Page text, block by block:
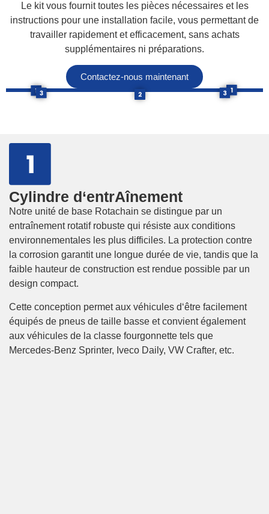
Le kit vous fournit toutes les pièces nécessaires et les
instructions pour une installation facile, vous permettant de
travailler rapidement et efficacement, sans achats
supplémentaires ni préparations.
Contactez-nous maintenant
Cylindre d‘entrAînement
Notre unité de base Rotachain se distingue par un
entraînement rotatif robuste qui résiste aux conditions
environnementales les plus difficiles. La protection contre
la corrosion garantit une longue durée de vie, tandis que la
faible hauteur de construction est rendue possible par un
design compact.
Cette conception permet aux véhicules d‘être facilement
équipés de pneus de taille basse et convient également
aux véhicules de la classe fourgonnette tels que
Mercedes-Benz Sprinter, Iveco Daily, VW Crafter, etc.